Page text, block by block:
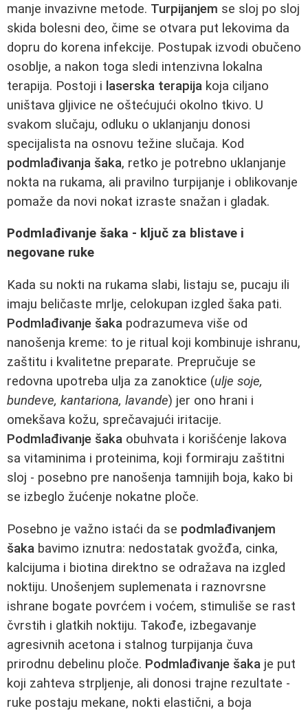
manje invazivne metode. Turpijanjem se sloj po sloj
skida bolesni deo, čime se otvara put lekovima da
dopru do korena infekcije. Postupak izvodi obučeno
osoblje, a nakon toga sledi intenzivna lokalna
terapija. Postoji i laserska terapija koja ciljano
uništava gljivice ne oštećujući okolno tkivo. U
svakom slučaju, odluku o uklanjanju donosi
specijalista na osnovu težine slučaja. Kod
podmlađivanja šaka, retko je potrebno uklanjanje
nokta na rukama, ali pravilno turpijanje i oblikovanje
pomaže da novi nokat izraste snažan i gladak.
Podmlađivanje šaka - ključ za blistave i
negovane ruke
Kada su nokti na rukama slabi, listaju se, pucaju ili
imaju beličaste mrlje, celokupan izgled šaka pati.
Podmlađivanje šaka podrazumeva više od
nanošenja kreme: to je ritual koji kombinuje ishranu,
zaštitu i kvalitetne preparate. Prepručuje se
redovna upotreba ulja za zanoktice (ulje soje,
bundeve, kantariona, lavande) jer ono hrani i
omekšava kožu, sprečavajući iritacije.
Podmlađivanje šaka obuhvata i korišćenje lakova
sa vitaminima i proteinima, koji formiraju zaštitni
sloj - posebno pre nanošenja tamnijih boja, kako bi
se izbeglo žućenje nokatne ploče.
Posebno je važno istaći da se podmlađivanjem
šaka bavimo iznutra: nedostatak gvožđa, cinka,
kalcijuma i biotina direktno se odražava na izgled
noktiju. Unošenjem suplemenata i raznovrsne
ishrane bogate povrćem i voćem, stimuliše se rast
čvrstih i glatkih noktiju. Takođe, izbegavanje
agresivnih acetona i stalnog turpijanja čuva
prirodnu debelinu ploče. Podmlađivanje šaka je put
koji zahteva strpljenje, ali donosi trajne rezultate -
ruke postaju mekane, nokti elastični, a boja